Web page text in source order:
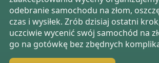
odebranie samochodu na złom,
czas i wysiłek. Zrób dzisiaj ostatni
uczciwie wycenić swój samochód na
go na gotówkę bez zbędnych